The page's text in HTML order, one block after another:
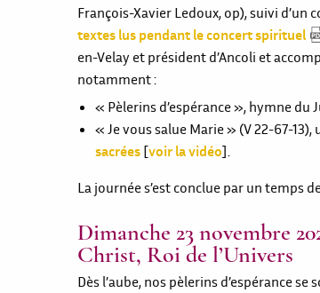
François-Xavier Ledoux, op), suivi
textes lus pendant le concert spirituel
en-Velay et président d’Ancoli et
notamment :
« Pèlerins d’espérance », hymne du
« Je vous salue Marie » (V 22-67-
sacrées [voir la vidéo].
La journée s’est conclue par un temps
Dimanche 23 novembre
Christ, Roi de l’Univers
Dès l’aube, nos pèlerins d’espérance